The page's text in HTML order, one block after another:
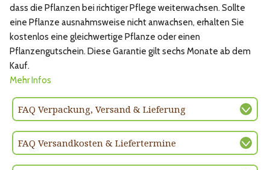
dass die Pflanzen bei richtiger Pflege weiterwachsen. Sollte
eine Pflanze ausnahmsweise nicht anwachsen, erhalten Sie
kostenlos eine gleichwertige Pflanze oder einen
Pflanzengutschein. Diese Garantie gilt sechs Monate ab dem
Kauf.
Mehr Infos
FAQ Verpackung, Versand & Lieferung
FAQ Versandkosten & Liefertermine